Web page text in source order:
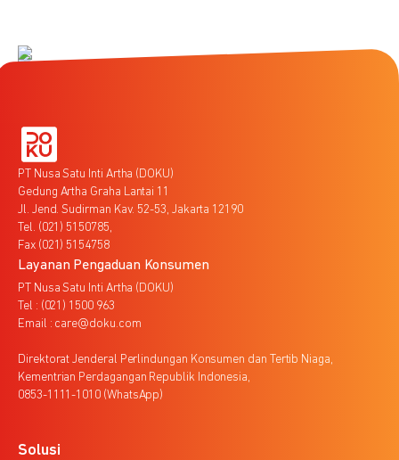
PT Nusa Satu Inti Artha (DOKU)
Gedung Artha Graha Lantai 11
Jl. Jend. Sudirman Kav. 52-53, Jakarta 12190
Tel. (021) 5150785,
Fax (021) 5154758
Layanan Pengaduan Konsumen
PT Nusa Satu Inti Artha (DOKU)
Tel : (021) 1500 963
Email : care@doku.com
Direktorat Jenderal Perlindungan Konsumen dan Tertib Niaga,
Kementrian Perdagangan Republik Indonesia,
0853-1111-1010 (WhatsApp)
Solusi